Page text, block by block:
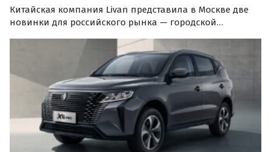
Китайская компания Livan представила в Москве две
новинки для российского рынка — городской
предварительных заказов на них уже открыт, а их
«живые» продажи у дилеров начнутся в ноябре этого
года, сообщают…